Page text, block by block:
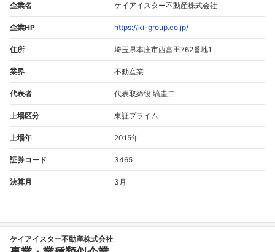
企業名 ケイアイスター不動産株式会社
企業HP https://ki-group.co.jp/
住所 埼玉県本庄市西富田762番地1
業界 不動産業
代表者 代表取締役 塙圭二
上場区分 東証プライム
上場年 2015年
証券コード 3465
決算月 3月
ケイアイスター不動産株式会社